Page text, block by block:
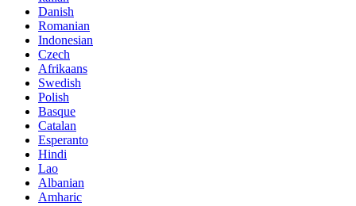
Danish
Romanian
Indonesian
Czech
Afrikaans
Swedish
Polish
Basque
Catalan
Esperanto
Hindi
Lao
Albanian
Amharic